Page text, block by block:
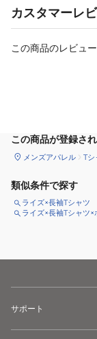
カスタマーレ
この商品のレビュ
この商品が登録さ
メンズアパレル Tシ
類似条件で探す
ライズ×長袖Tシャツ
ライズ×長袖Tシャツ×
サポート